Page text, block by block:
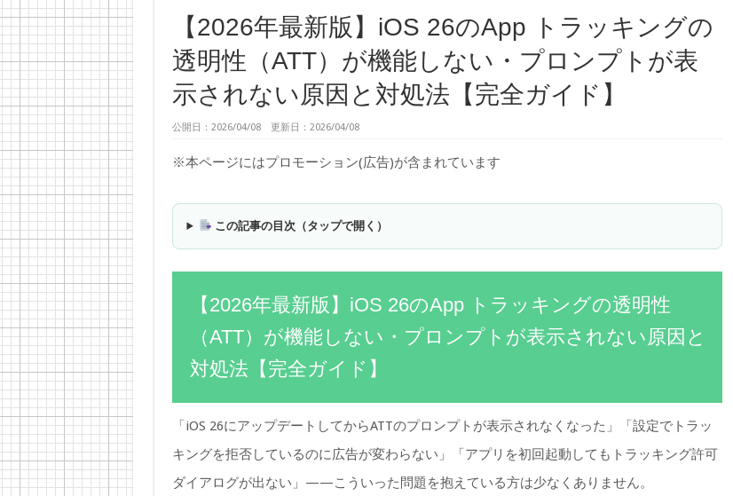
【2026年最新版】iOS 26のApp トラッキングの
透明性（ATT）が機能しない・プロンプトが表
示されない原因と対処法【完全ガイド】
公開日：2026/04/08 更新日：2026/04/08
※本ページにはプロモーション(広告)が含まれています
この記事の目次（タップで開く）
【2026年最新版】iOS 26のApp トラッキングの透明性
（ATT）が機能しない・プロンプトが表示されない原因と
対処法【完全ガイド】
「iOS 26にアップデートしてからATTのプロンプトが表示されなくなった」「設定でトラッ
キングを拒否しているのに広告が変わらない」「アプリを初回起動してもトラッキング許可
ダイアログが出ない」——こういった問題を抱えている方は少なくありません。